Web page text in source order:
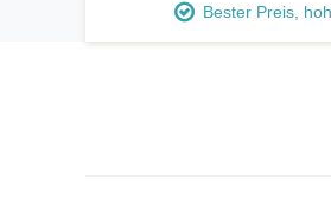
Bester Preis,